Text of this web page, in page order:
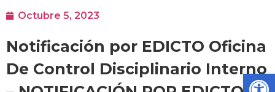
Octubre 5, 2023
Notificación por EDICTO Oficina
De Control Disciplinario Interno